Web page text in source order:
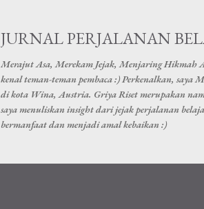
JURNAL PERJALANAN
Merajut Asa, Merekam Jejak, Menjaring Hikmah
kenal teman-teman pembaca :) Perkenalkan, saya
di kota Wina, Austria. Griya Riset merupakan
saya menuliskan insight dari jejak perjalanan
bermanfaat dan menjadi amal kebaikan :)